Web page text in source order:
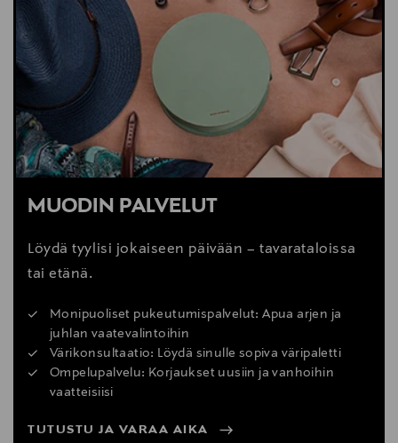
MUODIN PALVELUT
Löydä tyylisi jokaiseen päivään – tavarataloissa
tai etänä.
Monipuoliset pukeutumispalvelut: Apua arjen ja
juhlan vaatevalintoihin
Värikonsultaatio: Löydä sinulle sopiva väripaletti
Ompelupalvelu: Korjaukset uusiin ja vanhoihin
vaatteisiisi
TUTUSTU JA VARAA AIKA